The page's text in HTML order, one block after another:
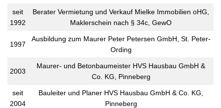
seit
1992
Berater Vermietung und Verkauf Mielke Immobilien oHG,
Maklerschein nach § 34c, GewO
1997
Ausbildung zum Maurer Peter Petersen GmbH, St. Peter-
Ording
2003
Maurer- und Betonbaumeister HVS Hausbau GmbH &
Co. KG, Pinneberg
seit
2004
Bauleiter und Planer HVS Hausbau GmbH & Co. KG,
Pinneberg